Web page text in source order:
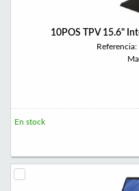
10POS TPV 15.6"
En stock